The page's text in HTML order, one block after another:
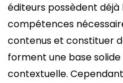
éditeurs possèdent
compétences
contenus et constituer
forment une base
contextuelle.